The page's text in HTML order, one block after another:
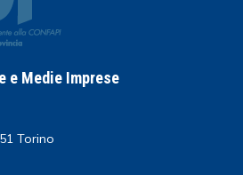
e Medie Imprese
Torino